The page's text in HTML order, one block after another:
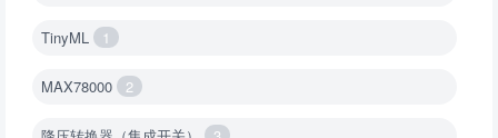
TinyML 1
MAX78000 2